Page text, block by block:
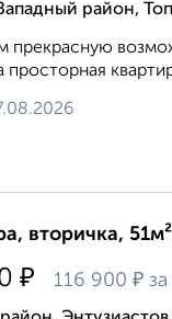
район,
прекрасную
просторная
вторичка,
₽ 116 900 ₽